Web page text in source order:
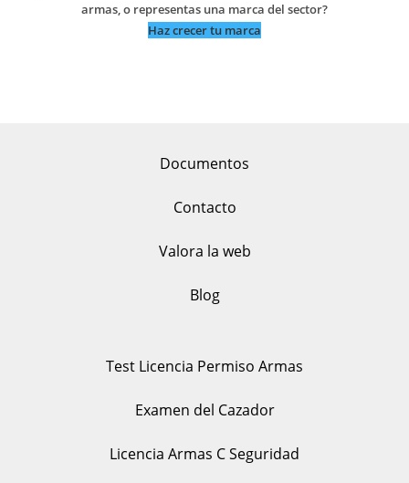
armas, o representas una marca del sector?
Haz crecer tu marca
Documentos
Contacto
Valora la web
Blog
Test Licencia Permiso Armas
Examen del Cazador
Licencia Armas C Seguridad